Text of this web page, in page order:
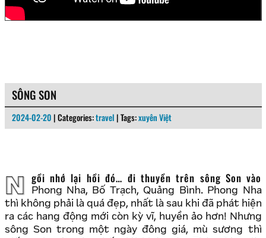
SÔNG SON
2024-02-20 | Categories:travel | Tags:xuyên Việt
Ngồi nhớ lại hồi đó… đi thuyền trên sông Son vào
Phong Nha, Bố Trạch, Quảng Bình. Phong Nha
thì không phải là quá đẹp, nhất là sau khi đã phát hiện
ra các hang động mới còn kỳ vĩ, huyền ảo hơn! Nhưng
sông Son trong một ngày đông giá, mù sương thì